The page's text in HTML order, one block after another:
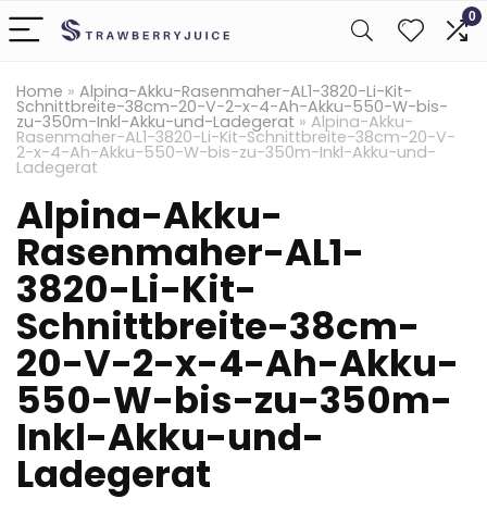
0
Home » Alpina-Akku-Rasenmaher-AL1-3820-Li-Kit-
Schnittbreite-38cm-20-V-2-x-4-Ah-Akku-550-W-bis-
zu-350m-Inkl-Akku-und-Ladegerat » Alpina-Akku-
Rasenmaher-AL1-3820-Li-Kit-Schnittbreite-38cm-20-V-
2-x-4-Ah-Akku-550-W-bis-zu-350m-Inkl-Akku-und-
Ladegerat
Alpina-Akku-
Rasenmaher-AL1-
3820-Li-Kit-
Schnittbreite-38cm-
20-V-2-x-4-Ah-Akku-
550-W-bis-zu-350m-
Inkl-Akku-und-
Ladegerat